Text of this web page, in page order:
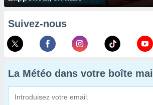
Suivez-nous
La Météo dans votre boîte mail